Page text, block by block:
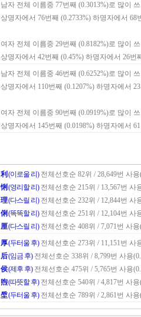
남자 전체 이름중 77번째 (0.3013%)로 많이
상명자에서 76번째 (0.2733%) 하명자에서 68
여자 전체 이름중 29번째 (0.8182%)로 많이
상명자에서 42번째 (0.45%) 하명자에서 26번
남자 전체 이름중 46번째 (0.6252%)로 많이
상명자에서 110번째 (0.1207%) 하명자에서
여자 전체 이름중 90번째 (0.0919%)로 많이
상명자에서 145번째 (0.0198%) 하명자에서
利 (이로울 리)전체선호순 82위 / 28,649번 사용
悧 (영리할 리)전체선호순 215위 / 13,567번 사
理(다스릴 리)전체선호순 232위 / 12,844번 사
俐 (똑똑할 리)전체선호순 251위 / 12,104번 사
厘(다스릴 리)전체선호순 408위 / 7,071번 사용
厚(두터울 후)전체선호순 273위 / 11,151번 사
后(임금 후)전체선호순 338위 / 8,799번 사용
侯(제후 후)전체선호순 475위 / 5,765번 사용
煦(따뜻할 후)전체선호순 540위 / 4,817번 사용
垕(두터울 후)전체선호순 789위 / 2,861번 사용